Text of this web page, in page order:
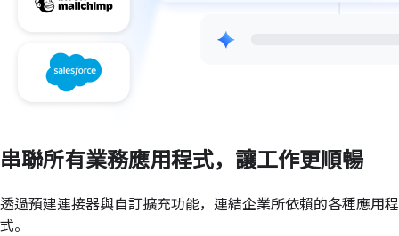
串聯所有業務應用程式，讓工作更順暢
透過預建連接器與自訂擴充功能，連結企業所依賴的各種應用程
式。